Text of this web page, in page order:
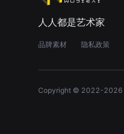
人人都是艺术家
品牌素材 隐私政策
Copyright © 2022-2026